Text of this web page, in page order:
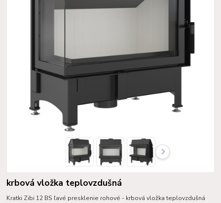
krbová vložka teplovzdušná
Kratki Zibi 12 BS ľavé presklenie rohové - krbová vložka teplovzdušná